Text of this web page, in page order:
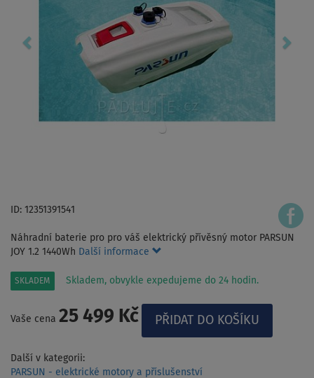
ID: 12351391541
Náhradní baterie pro pro váš elektrický přívěsný motor PARSUN
JOY 1.2 1440Wh Další informace
SKLADEM Skladem, obvykle expedujeme do 24 hodin.
Vaše cena 25 499 Kč
Další v kategorii:
PARSUN - elektrické motory a příslušenství